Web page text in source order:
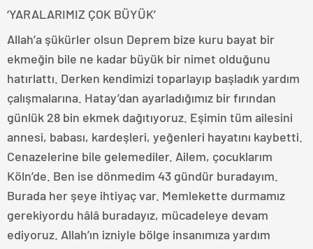
‘YARALARIMIZ ÇOK BÜYÜK’
Allah’a şükürler olsun Deprem bize kuru bayat bir
ekmeğin bile ne kadar büyük bir nimet olduğunu
hatırlattı. Derken kendimizi toparlayıp başladık yardım
çalışmalarına. Hatay’dan ayarladığımız bir fırından
günlük 28 bin ekmek dağıtıyoruz. Eşimin tüm ailesini
annesi, babası, kardeşleri, yeğenleri hayatını kaybetti.
Cenazelerine bile gelemediler. Ailem, çocuklarım
Köln’de. Ben ise dönmedim 43 gündür buradayım.
Burada her şeye ihtiyaç var. Memlekette durmamız
gerekiyordu hâlâ buradayız, mücadeleye devam
ediyoruz. Allah’ın izniyle bölge insanımıza yardım